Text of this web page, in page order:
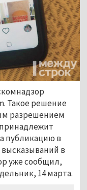
Такое решение
разрешением
публикацию в
в
уже сообщил,
14 марта.